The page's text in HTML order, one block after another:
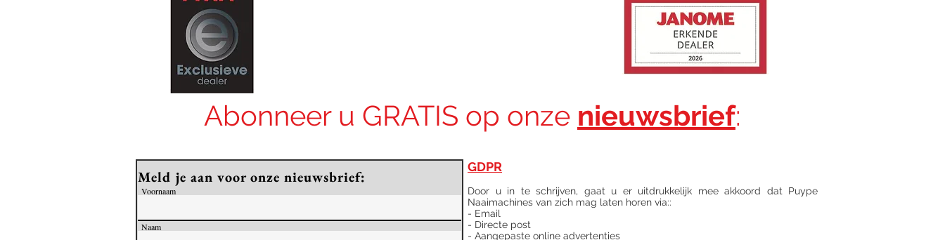
Abonneer u GRATIS op onze nieuwsbrief:
Meld je aan voor onze nieuwsbrief:
Voornaam
Naam
GDPR
Door u in te schrijven, gaat u er uitdrukkelijk mee akkoord dat Puype
Naaimachines van zich mag laten horen via::
- Email
- Directe post
- Aangepaste online advertenties